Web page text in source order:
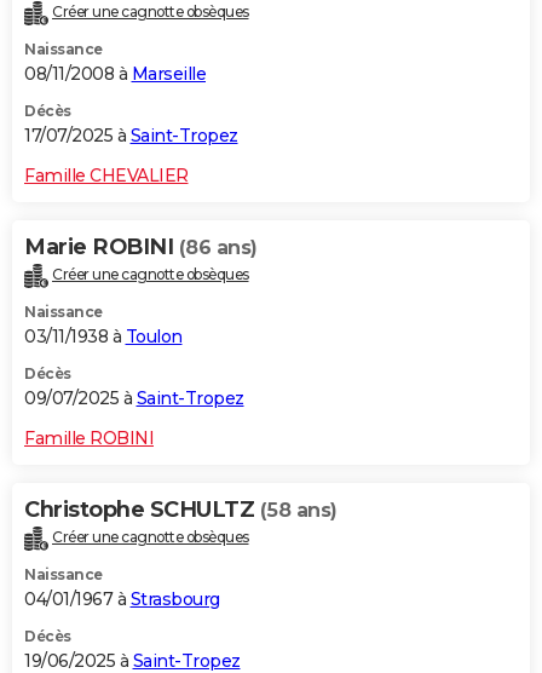
Créer une cagnotte obsèques
Naissance
08/11/2008 à Marseille
Décès
17/07/2025 à Saint-Tropez
Famille CHEVALIER
Marie ROBINI (86 ans)
Créer une cagnotte obsèques
Naissance
03/11/1938 à Toulon
Décès
09/07/2025 à Saint-Tropez
Famille ROBINI
Christophe SCHULTZ (58 ans)
Créer une cagnotte obsèques
Naissance
04/01/1967 à Strasbourg
Décès
19/06/2025 à Saint-Tropez